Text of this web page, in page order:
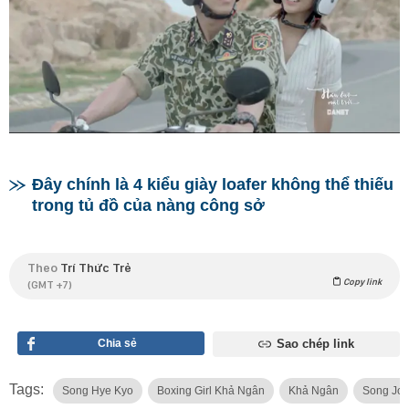
Đây chính là 4 kiểu giày loafer không thể thiếu
trong tủ đồ của nàng công sở
Theo Trí Thức Trẻ
(GMT +7) Copy link
Chia sẻ Sao chép link
Tags: Song Hye Kyo Boxing Girl Khả Ngân Khả Ngân Song